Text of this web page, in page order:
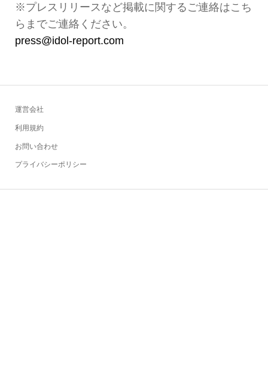
※プレスリリースなど掲載に関するご連絡はこち
らまでご連絡ください。
press@idol-report.com
運営会社
利用規約
お問い合わせ
プライバシーポリシー